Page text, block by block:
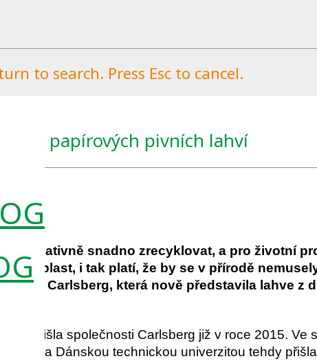
to search. Press Esc to cancel.
papírových pivních lahví
0
relativně snadno zrecyklovat, a pro životní
třeba plast, i tak platí, že by se v přírodě
Carlsberg, která nově představila lahve z
přišla společnosti Carlsberg již v roce 2015. Ve
a Dánskou technickou univerzitou tehdy